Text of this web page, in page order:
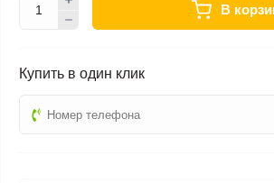
В
Купить в один клик